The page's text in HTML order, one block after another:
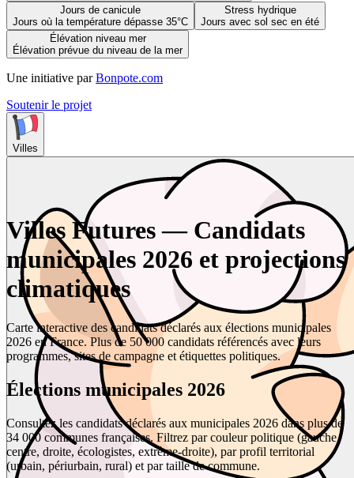
Jours de canicule
Jours où la température dépasse 35°C
Stress hydrique
Jours avec sol sec en été
Élévation niveau mer
Élévation prévue du niveau de la mer
Une initiative par Bonpote.com
Soutenir le projet
Villes
Villes Futures — Candidats
municipales 2026 et projections
climatiques
Carte interactive des candidats déclarés aux élections municipales
2026 en France. Plus de 50 000 candidats référencés avec leurs
programmes, sites de campagne et étiquettes politiques.
Élections municipales 2026
Consultez les candidats déclarés aux municipales 2026 dans plus de
34 000 communes françaises. Filtrez par couleur politique (gauche,
centre, droite, écologistes, extrême-droite), par profil territorial
(urbain, périurbain, rural) et par taille de commune.